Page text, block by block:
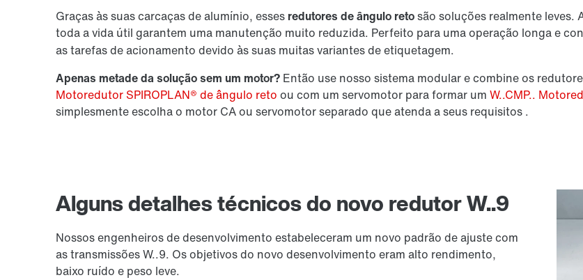
Garantia estendida Lubrificantes
Graças às suas carcaças de alumínio, esses redutores de ângulo retosão soluções realmente leves.
toda a vida útil garantem uma manutenção muito reduzida. Perfeito para uma operação longa e
as tarefas de acionamento devido às suas muitas variantes de etiquetagem.
Apenas metade da solução sem um motor? Então use nosso sistema modular e combine os
Motoredutor SPIROPLAN® de ângulo reto ou com um servomotor para formar um W..CMP..
simplesmente escolha o motor CA ou servomotor separado que atenda a seus requisitos .
Alguns detalhes técnicos do novo redutor W..9
Nossos engenheiros de desenvolvimento estabeleceram um novo padrão de ajuste com
as transmissões W..9. Os objetivos do novo desenvolvimento eram alto rendimento,
baixo ruído e peso leve.